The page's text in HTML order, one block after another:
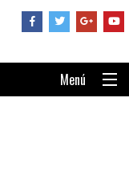
Menú